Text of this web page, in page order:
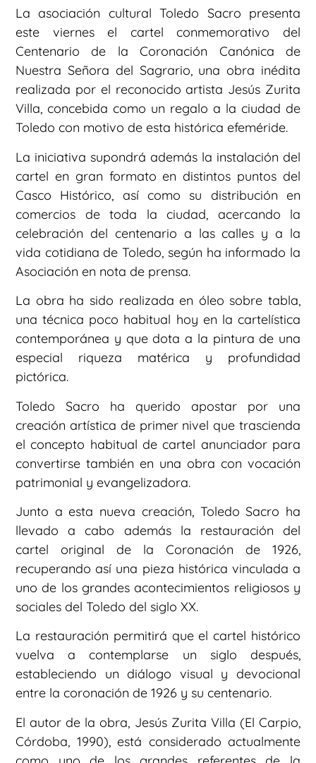
La asociación cultural Toledo Sacro presenta
este viernes el cartel conmemorativo del
Centenario de la Coronación Canónica de
Nuestra Señora del Sagrario, una obra inédita
realizada por el reconocido artista Jesús Zurita
Villa, concebida como un regalo a la ciudad de
Toledo con motivo de esta histórica efeméride.
La iniciativa supondrá además la instalación del
cartel en gran formato en distintos puntos del
Casco Histórico, así como su distribución en
comercios de toda la ciudad, acercando la
celebración del centenario a las calles y a la
vida cotidiana de Toledo, según ha informado la
Asociación en nota de prensa.
La obra ha sido realizada en óleo sobre tabla,
una técnica poco habitual hoy en la cartelística
contemporánea y que dota a la pintura de una
especial riqueza matérica y profundidad
pictórica.
Toledo Sacro ha querido apostar por una
creación artística de primer nivel que trascienda
el concepto habitual de cartel anunciador para
convertirse también en una obra con vocación
patrimonial y evangelizadora.
Junto a esta nueva creación, Toledo Sacro ha
llevado a cabo además la restauración del
cartel original de la Coronación de 1926,
recuperando así una pieza histórica vinculada a
uno de los grandes acontecimientos religiosos y
sociales del Toledo del siglo XX.
La restauración permitirá que el cartel histórico
vuelva a contemplarse un siglo después,
estableciendo un diálogo visual y devocional
entre la coronación de 1926 y su centenario.
El autor de la obra, Jesús Zurita Villa (El Carpio,
Córdoba, 1990), está considerado actualmente